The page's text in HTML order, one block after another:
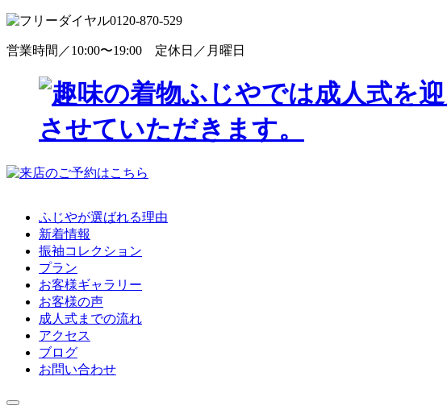
0120-870-529
営業時間／10:00〜19:00 定休日／月曜日
ふじやが選ばれる理由
新着情報
振袖コレクション
プラン
お客様ギャラリー
お客様の声
成人式までの流れ
アクセス
ブログ
お問い合わせ